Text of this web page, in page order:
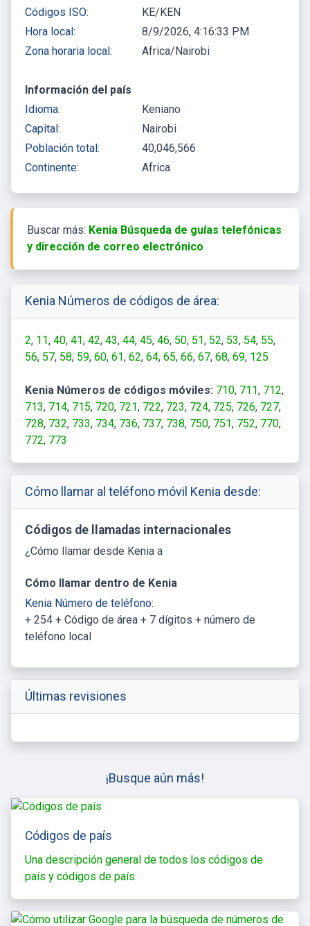
Códigos ISO:
KE/KEN
Hora local:
8/9/2026, 4:16:33 PM
Zona horaria local:
Africa/Nairobi
Información del país
Idioma:
Keniano
Capital:
Nairobi
Población total:
40,046,566
Continente:
Africa
Buscar más: Kenia Búsqueda de guías telefónicas
y dirección de correo electrónico
Kenia Números de códigos de área:
2 11 40 41 42 43 44 45 46 50 51 52 53 54 55
56 57 58 59 60 61 62 64 65 66 67 68 69 125
Kenia Números de códigos móviles: 710 711 712
713 714 715 720 721 722 723 724 725 726 727
728 732 733 734 736 737 738 750 751 752 770
772 773
Cómo llamar al teléfono móvil Kenia desde:
Códigos de llamadas internacionales
¿Cómo llamar desde Kenia a
Cómo llamar dentro de Kenia
Kenia Número de teléfono:
+ 254 + Código de área + 7 dígitos + número de
teléfono local
Últimas revisiones
¡Busque aún más!
Códigos de país
Una descripción general de todos los códigos de
país y códigos de país.